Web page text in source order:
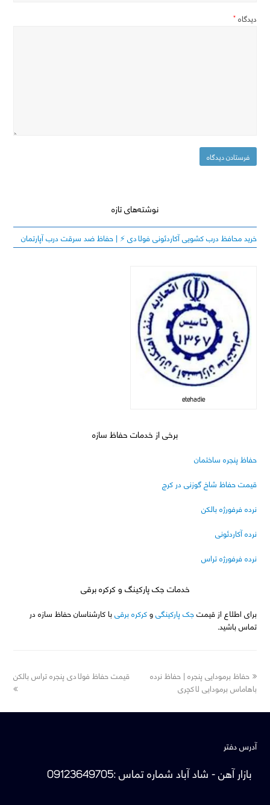
دیدگاه*
نوشته‌های تازه
خرید محافظ درب کشویی آکاردئونی فولادی ⚡️ | حفاظ ضد سرقت درب آپارتمان
etehadie
برخی از خدمات حفاظ سازه
حفاظ پنجره ساختمان
قیمت حفاظ شاخ گوزنی در کرج
نرده فرفورژه بالکن
نرده آکاردئونی
نرده فرفورژه تراس
خدمات جک پارکینگ و کرکره برقی
برای اطلاع از قیمتجک پارکینگیوکرکره برقی با کارشناسان حفاظ سازه در
تماس باشید.
previous
post:
حفاظ برمودایی پنجره | حفاظ نرده
باهاماس برمودایی لاکچری
next
قیمت حفاظ فولادی پنجره تراس بالکن
آدرس دفتر
بازار آهن - شاد آبادشماره تماس:
09123649705